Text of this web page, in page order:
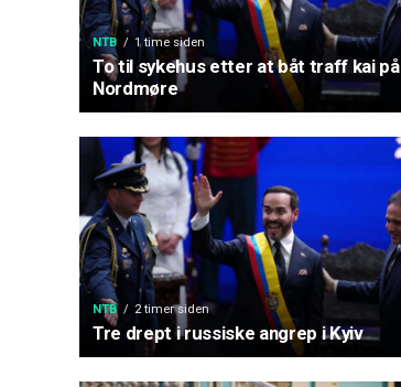
NTB 1 time siden
To til sykehus etter at båt traff kai på
Nordmøre
NTB 2 timer siden
Tre drept i russiske angrep i Kyiv